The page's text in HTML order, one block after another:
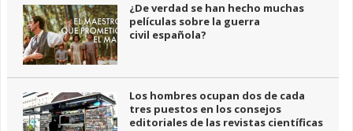
¿De verdad se han hecho muchas
películas sobre la guerra
civil española?
Los hombres ocupan dos de cada
tres puestos en los consejos
editoriales de las revistas científicas